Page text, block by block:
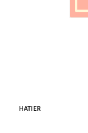
HATIER